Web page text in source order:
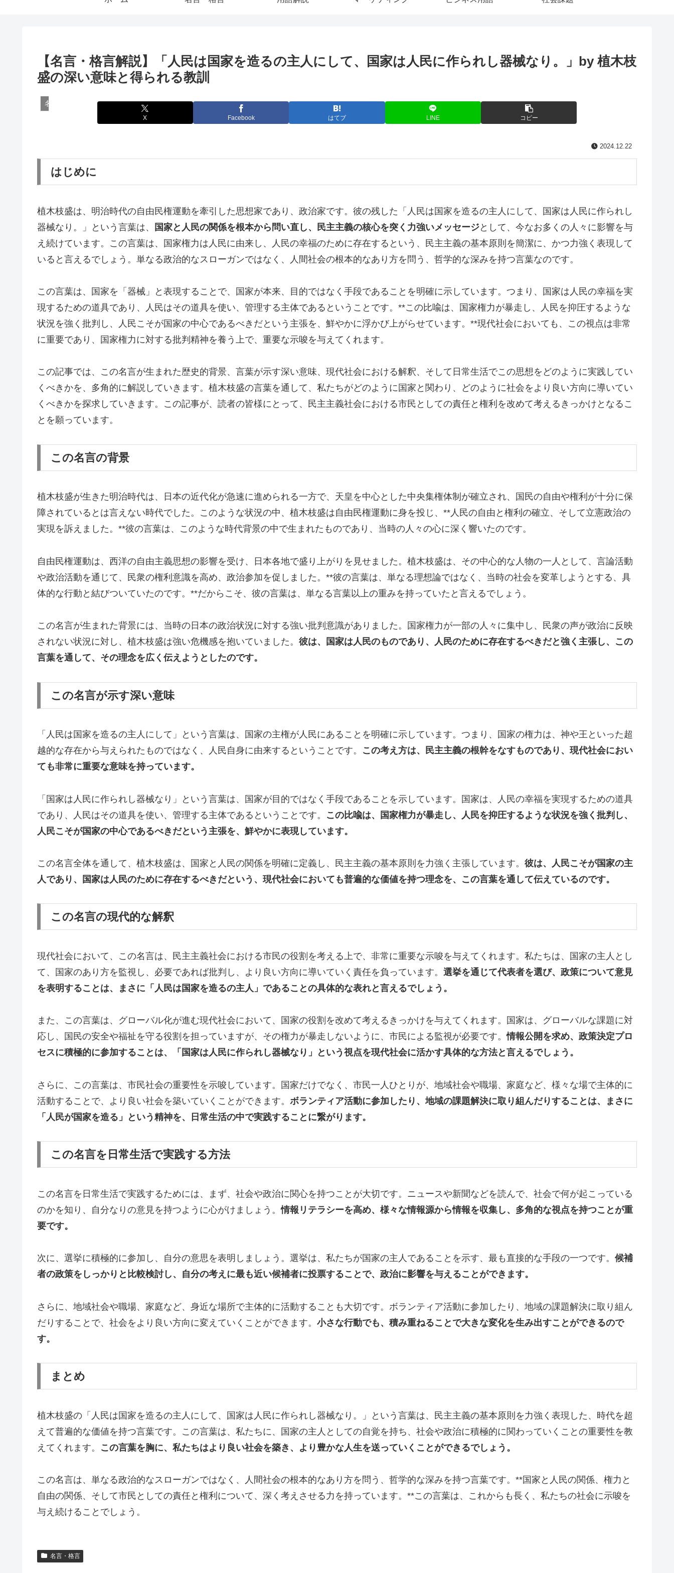
【名言・格言解説】「人民は国家を造るの主人にして、国家は人民に作られし器械なり。」by 植木枝
盛の深い意味と得られる教訓
名言・格言
X Facebook はてブ LINE コピー
2024.12.22
はじめに
植木枝盛は、明治時代の自由民権運動を牽引した思想家であり、政治家です。彼の残した「人民は国家を造るの主人にして、国家は人民に作られし
器械なり。」という言葉は、
国家と人民の関係を根本から問い直し、民主主義の核心を突く力強いメッセージとして、今なお多くの人々に影響を与
え続けています。この言葉は、国家権力は人民に由来し、人民の幸福のために存在するという、民主主義の基本原則を簡潔に、かつ力強く表現して
いると言えるでしょう。単なる政治的なスローガンではなく、人間社会の根本的なあり方を問う、哲学的な深みを持つ言葉なのです。
この言葉は、国家を「器械」と表現することで、国家が本来、目的ではなく手段であることを明確に示しています。つまり、国家は人民の幸福を実
現するための道具であり、人民はその道具を使い、管理する主体であるということです。**この比喩は、国家権力が暴走し、人民を抑圧するような
状況を強く批判し、人民こそが国家の中心であるべきだという主張を、鮮やかに浮かび上がらせています。**現代社会においても、この視点は非常
に重要であり、国家権力に対する批判精神を養う上で、重要な示唆を与えてくれます。
この記事では、この名言が生まれた歴史的背景、言葉が示す深い意味、現代社会における解釈、そして日常生活でこの思想をどのように実践してい
くべきかを、多角的に解説していきます。植木枝盛の言葉を通して、私たちがどのように国家と関わり、どのように社会をより良い方向に導いてい
くべきかを探求していきます。この記事が、読者の皆様にとって、民主主義社会における市民としての責任と権利を改めて考えるきっかけとなるこ
とを願っています。
この名言の背景
植木枝盛が生きた明治時代は、日本の近代化が急速に進められる一方で、天皇を中心とした中央集権体制が確立され、国民の自由や権利が十分に保
障されているとは言えない時代でした。このような状況の中、植木枝盛は自由民権運動に身を投じ、**人民の自由と権利の確立、そして立憲政治の
実現を訴えました。**彼の言葉は、このような時代背景の中で生まれたものであり、当時の人々の心に深く響いたのです。
自由民権運動は、西洋の自由主義思想の影響を受け、日本各地で盛り上がりを見せました。植木枝盛は、その中心的な人物の一人として、言論活動
や政治活動を通じて、民衆の権利意識を高め、政治参加を促しました。**彼の言葉は、単なる理想論ではなく、当時の社会を変革しようとする、具
体的な行動と結びついていたのです。**だからこそ、彼の言葉は、単なる言葉以上の重みを持っていたと言えるでしょう。
この名言が生まれた背景には、当時の日本の政治状況に対する強い批判意識がありました。国家権力が一部の人々に集中し、民衆の声が政治に反映
されない状況に対し、植木枝盛は強い危機感を抱いていました。 彼は、国家は人民のものであり、人民のために存在するべきだと強く主張し、この
言葉を通して、その理念を広く伝えようとしたのです。
この名言が示す深い意味
「人民は国家を造るの主人にして」という言葉は、国家の主権が人民にあることを明確に示しています。つまり、国家の権力は、神や王といった超
越的な存在から与えられたものではなく、人民自身に由来するということです。 この考え方は、民主主義の根幹をなすものであり、現代社会におい
ても非常に重要な意味を持っています。
「国家は人民に作られし器械なり」という言葉は、国家が目的ではなく手段であることを示しています。国家は、人民の幸福を実現するための道具
であり、人民はその道具を使い、管理する主体であるということです。 この比喩は、国家権力が暴走し、人民を抑圧するような状況を強く批判し、
人民こそが国家の中心であるべきだという主張を、鮮やかに表現しています。
この名言全体を通して、植木枝盛は、国家と人民の関係を明確に定義し、民主主義の基本原則を力強く主張しています。 彼は、人民こそが国家の主
人であり、国家は人民のために存在するべきだという、現代社会においても普遍的な価値を持つ理念を、この言葉を通して伝えているのです。
この名言の現代的な解釈
現代社会において、この名言は、民主主義社会における市民の役割を考える上で、非常に重要な示唆を与えてくれます。私たちは、国家の主人とし
て、国家のあり方を監視し、必要であれば批判し、より良い方向に導いていく責任を負っています。 選挙を通じて代表者を選び、政策について意見
を表明することは、まさに「人民は国家を造るの主人」であることの具体的な表れと言えるでしょう。
また、この言葉は、グローバル化が進む現代社会において、国家の役割を改めて考えるきっかけを与えてくれます。国家は、グローバルな課題に対
応し、国民の安全や福祉を守る役割を担っていますが、その権力が暴走しないように、市民による監視が必要です。情報公開を求め、政策決定プロ
セスに積極的に参加することは、「国家は人民に作られし器械なり」という視点を現代社会に活かす具体的な方法と言えるでしょう。
さらに、この言葉は、市民社会の重要性を示唆しています。国家だけでなく、市民一人ひとりが、地域社会や職場、家庭など、様々な場で主体的に
活動することで、より良い社会を築いていくことができます。 ボランティア活動に参加したり、地域の課題解決に取り組んだりすることは、まさに
「人民が国家を造る」という精神を、日常生活の中で実践することに繋がります。
この名言を日常生活で実践する方法
この名言を日常生活で実践するためには、まず、社会や政治に関心を持つことが大切です。ニュースや新聞などを読んで、社会で何が起こっている
のかを知り、自分なりの意見を持つように心がけましょう。情報リテラシーを高め、様々な情報源から情報を収集し、多角的な視点を持つことが重
要です。
次に、選挙に積極的に参加し、自分の意思を表明しましょう。選挙は、私たちが国家の主人であることを示す、最も直接的な手段の一つです。 候補
者の政策をしっかりと比較検討し、自分の考えに最も近い候補者に投票することで、政治に影響を与えることができます。
さらに、地域社会や職場、家庭など、身近な場所で主体的に活動することも大切です。ボランティア活動に参加したり、地域の課題解決に取り組ん
だりすることで、社会をより良い方向に変えていくことができます。 小さな行動でも、積み重ねることで大きな変化を生み出すことができるので
す。
まとめ
植木枝盛の「人民は国家を造るの主人にして、国家は人民に作られし器械なり。」という言葉は、民主主義の基本原則を力強く表現した、時代を超
えて普遍的な価値を持つ言葉です。この言葉は、私たちに、国家の主人としての自覚を持ち、社会や政治に積極的に関わっていくことの重要性を教
えてくれます。 この言葉を胸に、私たちはより良い社会を築き、より豊かな人生を送っていくことができるでしょう。
この名言は、単なる政治的なスローガンではなく、人間社会の根本的なあり方を問う、哲学的な深みを持つ言葉です。**国家と人民の関係、権力と
自由の関係、そして市民としての責任と権利について、深く考えさせる力を持っています。**この言葉は、これからも長く、私たちの社会に示唆を
与え続けることでしょう。
名言・格言